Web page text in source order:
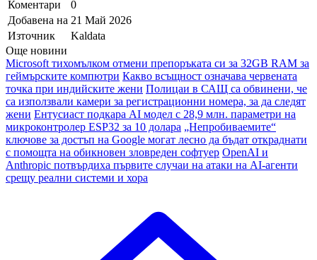
Коментари
0
Добавена на 21 Май 2026
Източник
Kaldata
Още новини
Microsoft тихомълком отмени препоръката си за 32GB RAM за
геймърските компютри Какво всъщност означава червената
точка при индийските жени Полицаи в САЩ са обвинени, че
са използвали камери за регистрационни номера, за да следят
жени Ентусиаст подкара AI модел с 28,9 млн. параметри на
микроконтролер ESP32 за 10 долара „Непробиваемите“
ключове за достъп на Google могат лесно да бъдат откраднати
с помощта на обикновен зловреден софтуер OpenAI и
Anthropic потвърдиха първите случаи на атаки на AI-агенти
срещу реални системи и хора